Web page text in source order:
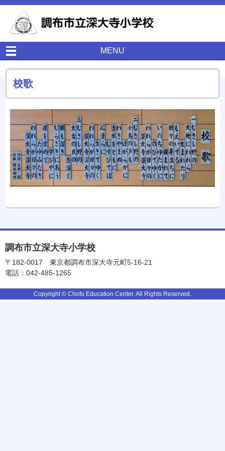
MENU
校歌
調布市立深大寺小学校
〒182-0017
東京都調布市深大寺元町5-16-21
電話：042-485-1265
Copyright © Chofu Education Center. All Rights Reserved.